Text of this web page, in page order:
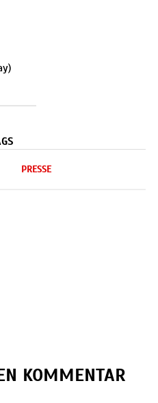
PRESSE
KOMMENTAR